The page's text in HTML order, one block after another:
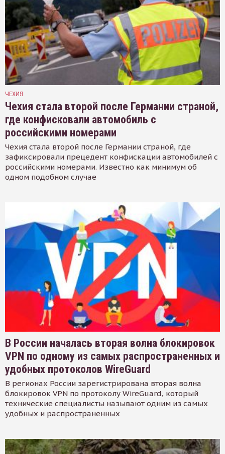
ЧЕХИЯ
Чехия стала второй после Германии страной,
где конфисковали автомобиль с
российскими номерами
Чехия стала второй после Германии страной, где
зафиксировали прецедент конфискации автомобилей с
российскими номерами. Известно как минимум об
одном подобном случае
В России началась вторая волна блокировок
VPN по одному из самых распространенных и
удобных протоколов WireGuard
В регионах России зарегистрирована вторая волна
блокировок VPN по протоколу WireGuard, который
технические специалисты называют одним из самых
удобных и распространенных